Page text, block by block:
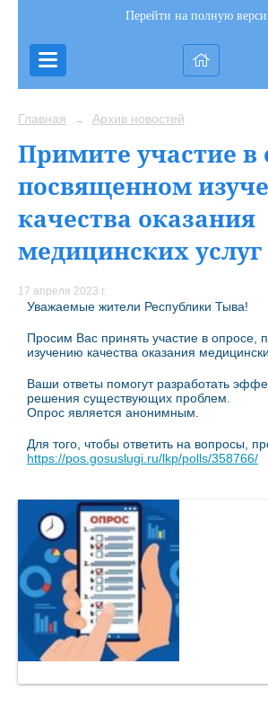
Перейти на полную
Главная → Архив новостей
Примите участие в
посвященном
качества оказания
медицинских услуг
17 апреля 2023 г.
Уважаемые жители Республики Тыва!
Просим Вас принять участие в опросе,
изучению качества оказания
Ваши ответы помогут разработать
решения существующих проблем.
Опрос является анонимным.
Для того, чтобы ответить на вопросы,
https://pos.gosuslugi.ru/lkp/polls/358766/